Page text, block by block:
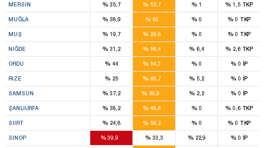
MERSIN % 35,7 % 52,7 % 1 % 1,5 TKP
MUĞLA % 38,9 % 60 % 0 %0 TKP
MUŞ % 19,7 % 29,8 % 0 %0 TKP
NIĞDE % 31,2 % 56,4 % 6,4 % 2,6 TKP
ORDU % 44 % 54,3 % 0 %0 İP
RIZE % 25 % 68,7 % 5,2 %0 İP
SAMSUN % 37,2 %59,9 % 2,2 %0 İP
ŞANLIURFA % 38,2 % 48,6 % 0 % 0,6 TKP
SIIRT % 24,8 % 56,2 % 0 %0 TKP
SINOP %39,9 % 33,3 %22,9 %0 İP